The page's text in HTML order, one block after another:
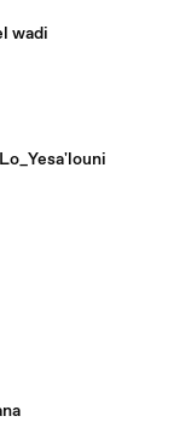
wadi